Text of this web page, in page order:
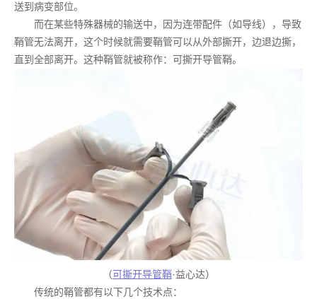
送到病变部位。
而在某些特殊器械的输送中，因为连带配件（如导线），导致
鞘管无法离开，这个时候就需要鞘管可以从外部撕开，边退边撕，
直到全部离开。这种鞘管就被称作：可撕开导管鞘。
（可撕开导管鞘·益心达）
传统的鞘管都有以下几个技术点：